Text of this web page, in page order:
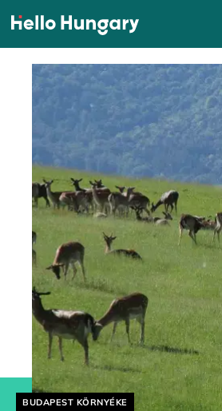
Ugrás a tartalomhoz
Helyszín címkék:
BUDAPEST KÖRNYÉKE